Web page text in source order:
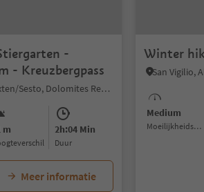
-
- Kreuzbergpass
Sesto/Sexten, Sexten/Sesto, Dolomites Region 3 Zinnen
m 2h:04 Min
Duur
Meer informatie
Winter
Medium
Moeilijkheidsgraad